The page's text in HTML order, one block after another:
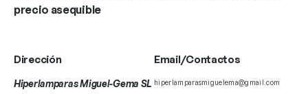
precio asequible
Dirección
Hiperlamparas Miguel-Gema SL
Email/Contactos
hiperlamparasmiguelema@gmail.com